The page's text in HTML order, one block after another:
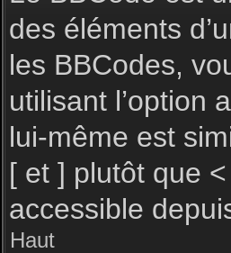
des éléments
les BBCodes,
utilisant l’option
lui-même est
[ et ] plutôt que
accessible
Haut